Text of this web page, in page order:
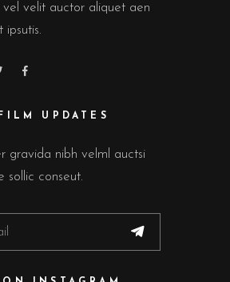
vel velit auctor aliquet aen
ipsutis.
UPDATES
gravida nibh velml auctsi
sollic conseut.